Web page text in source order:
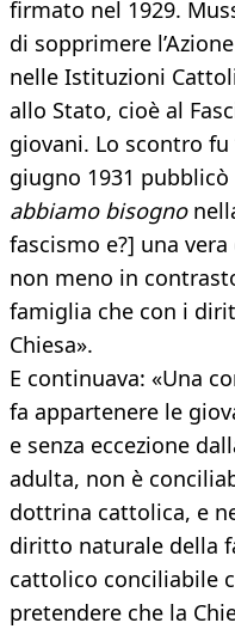
firmato nel 1929.
di sopprimere
nelle Istituzioni
allo Stato, cioè al
giovani. Lo scontro fu
giugno 1931
abbiamo bisogno
fascismo e?] una
non meno in
famiglia che con i
Chiesa».
E continuava: «Una
fa appartenere le
e senza eccezione
adulta, non è
dottrina cattolica, e
diritto naturale della
cattolico conciliabile
pretendere che la